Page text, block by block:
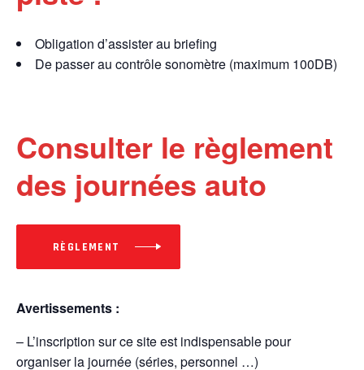
Obligation d’assister au briefing
De passer au contrôle sonomètre (maximum 100DB)
Consulter le règlement
des journées auto
RÈGLEMENT
Avertissements :
– L’inscription sur ce site est indispensable pour
organiser la journée (séries, personnel …)